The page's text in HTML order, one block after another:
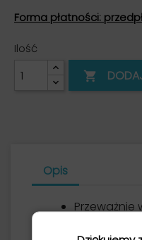
Forma płatności:
Ilość

Opis
Przeważnie